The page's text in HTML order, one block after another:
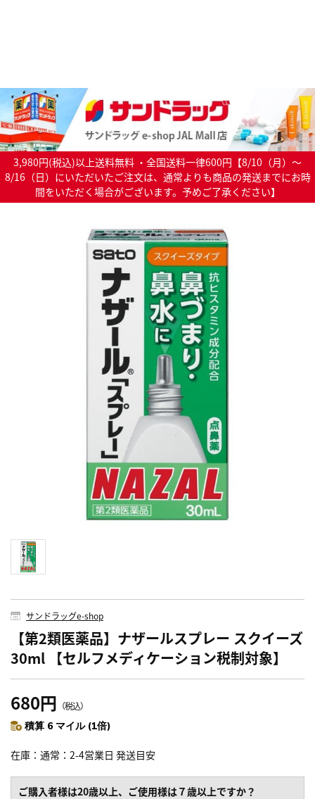
3,980円(税込)以上送料無料 ・全国送料一律600円【8/10（月）～
8/16（日）にいただいたご注文は、通常よりも商品の発送までにお時
間をいただく場合がございます。予めご了承ください】
サンドラッグe-shop
【第2類医薬品】ナザールスプレー スクイーズ
30ml 【セルフメディケーション税制対象】
680円 （税込）
積算 6 マイル (1倍)
在庫 通常：2-4営業日 発送目安
ご購入者様は20歳以上、ご使用様は７歳以上ですか？